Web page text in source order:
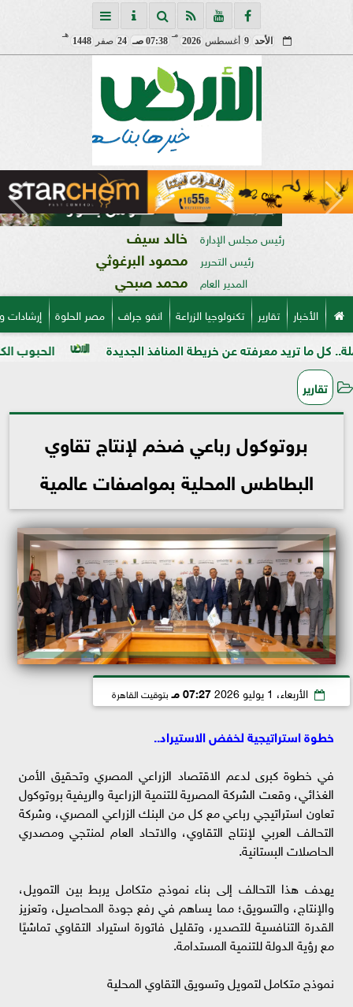
الأحد 9 أغسطس2026
مـ
07:38 صـ 24 صفر1448
هـ
رئيس مجلس الإدارة خالد سيف
رئيس التحرير محمود البرغوثي
المدير العام محمد صبحي
الأخبار تقارير تكنولوجيا الزراعة انفو جراف مصر الحلوة
الحبوب الكاملة معرفته عن خريطة المنافذ الجديدة
تقارير
بروتوكول رباعي ضخم لإنتاج تقاوي
البطاطس المحلية بمواصفات عالمية
الأربعاء، 1 يوليو 2026 07:27 مـ بتوقيت القاهرة
خطوة استراتيجية لخفض الاستيراد..
في خطوة كبرى لدعم الاقتصاد الزراعي المصري وتحقيق الأمن
الغذائي، وقعت الشركة المصرية للتنمية الزراعية والريفية بروتوكول
تعاون استراتيجي رباعي مع كل من البنك الزراعي المصري، وشركة
التحالف العربي لإنتاج التقاوي، والاتحاد العام لمنتجي ومصدري
الحاصلات البستانية.
يهدف هذا التحالف إلى بناء نموذج متكامل يربط بين التمويل،
والإنتاج، والتسويق؛ مما يساهم في رفع جودة المحاصيل، وتعزيز
القدرة التنافسية للتصدير، وتقليل فاتورة استيراد التقاوي تماشيًا
مع رؤية الدولة للتنمية المستدامة.
نموذج متكامل لتمويل وتسويق التقاوي المحلية